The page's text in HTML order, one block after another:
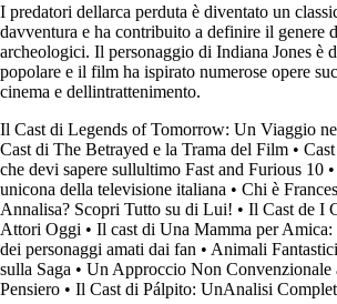
I predatori dellarca perduta è diventato un
davventura e ha contribuito a definire il genere
archeologici. Il personaggio di Indiana Jones è
popolare e il film ha ispirato numerose opere
cinema e dellintrattenimento.
Il Cast di Legends of Tomorrow: Un Viaggio
Cast di The Betrayed e la Trama del Film •
che devi sapere sullultimo Fast and Furious 10 •
unicona della televisione italiana • Chi è
Annalisa? Scopri Tutto su di Lui! • Il Cast de I
Attori Oggi • Il cast di Una Mamma per
dei personaggi amati dai fan • Animali
sulla Saga • Un Approccio Non Convenzionale
Pensiero • Il Cast di Pálpito: UnAnalisi